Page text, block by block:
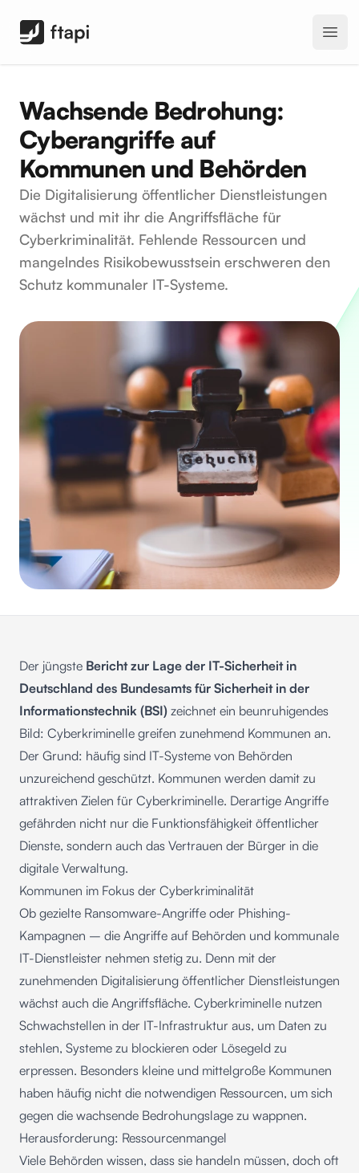
FTAPI Software GmbH
Wachsende Bedrohung:
Cyberangriffe auf
Kommunen und Behörden
Die Digitalisierung öffentlicher Dienstleistungen
wächst und mit ihr die Angriffsfläche für
Cyberkriminalität. Fehlende Ressourcen und
mangelndes Risikobewusstsein erschweren den
Schutz kommunaler IT-Systeme.
Der jüngste Bericht zur Lage der IT-Sicherheit in
Deutschland des Bundesamts für Sicherheit in der
Informationstechnik (BSI) zeichnet ein beunruhigendes
Bild: Cyberkriminelle greifen zunehmend Kommunen an.
Der Grund: häufig sind IT-Systeme von Behörden
unzureichend geschützt. Kommunen werden damit zu
attraktiven Zielen für Cyberkriminelle. Derartige Angriffe
gefährden nicht nur die Funktionsfähigkeit öffentlicher
Dienste, sondern auch das Vertrauen der Bürger in die
digitale Verwaltung.
Kommunen im Fokus der Cyberkriminalität
Ob gezielte Ransomware-Angriffe oder Phishing-
Kampagnen – die Angriffe auf Behörden und kommunale
IT-Dienstleister nehmen stetig zu. Denn mit der
zunehmenden Digitalisierung öffentlicher Dienstleistungen
wächst auch die Angriffsfläche. Cyberkriminelle nutzen
Schwachstellen in der IT-Infrastruktur aus, um Daten zu
stehlen, Systeme zu blockieren oder Lösegeld zu
erpressen. Besonders kleine und mittelgroße Kommunen
haben häufig nicht die notwendigen Ressourcen, um sich
gegen die wachsende Bedrohungslage zu wappnen.
Herausforderung: Ressourcenmangel
Viele Behörden wissen, dass sie handeln müssen, doch oft